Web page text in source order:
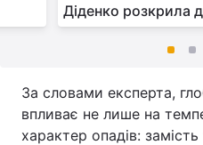
Діденко розкрила
За словами експерта,
впливає не лише на
характер опадів: